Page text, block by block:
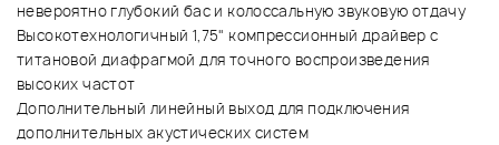
невероятно глубокий бас и колоссальную звуковую отдачу
Высокотехнологичный 1,75" компрессионный драйвер с
титановой диафрагмой для точного воспроизведения
высоких частот
Дополнительный линейный выход для подключения
дополнительных акустических систем